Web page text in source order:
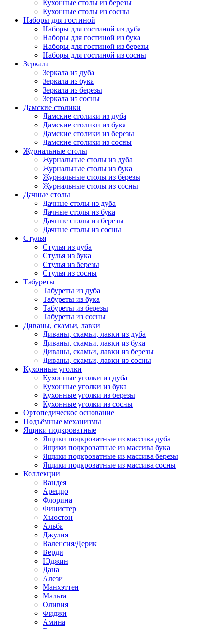
Кухонные столы из березы
Кухонные столы из сосны
Наборы для гостиной
Наборы для гостиной из дуба
Наборы для гостиной из бука
Наборы для гостиной из березы
Наборы для гостиной из сосны
Зеркала
Зеркала из дуба
Зеркала из бука
Зеркала из березы
Зеркала из сосны
Дамские столики
Дамские столики из дуба
Дамские столики из бука
Дамские столики из березы
Дамские столики из сосны
Журнальные столы
Журнальные столы из дуба
Журнальные столы из бука
Журнальные столы из березы
Журнальные столы из сосны
Дачные столы
Дачные столы из дуба
Дачные столы из бука
Дачные столы из березы
Дачные столы из сосны
Стулья
Стулья из дуба
Стулья из бука
Стулья из березы
Стулья из сосны
Табуреты
Табуреты из дуба
Табуреты из бука
Табуреты из березы
Табуреты из сосны
Диваны, скамьи, лавки
Диваны, скамьи, лавки из дуба
Диваны, скамьи, лавки из бука
Диваны, скамьи, лавки из березы
Диваны, скамьи, лавки из сосны
Кухонные уголки
Кухонные уголки из дуба
Кухонные уголки из бука
Кухонные уголки из березы
Кухонные уголки из сосны
Ортопедическое основание
Подъёмные механизмы
Ящики подкроватные
Ящики подкроватные из массива дуба
Ящики подкроватные из массива бука
Ящики подкроватные из массива березы
Ящики подкроватные из массива сосны
Коллекции
Вандея
Ареццо
Флорина
Финистер
Хьюстон
Альба
Джулия
Валенсия/Дерик
Верди
Юджин
Дана
Алези
Манхэттен
Мальта
Оливия
Фиджи
Амина